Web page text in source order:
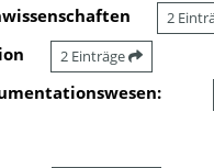
2
2 Einträge